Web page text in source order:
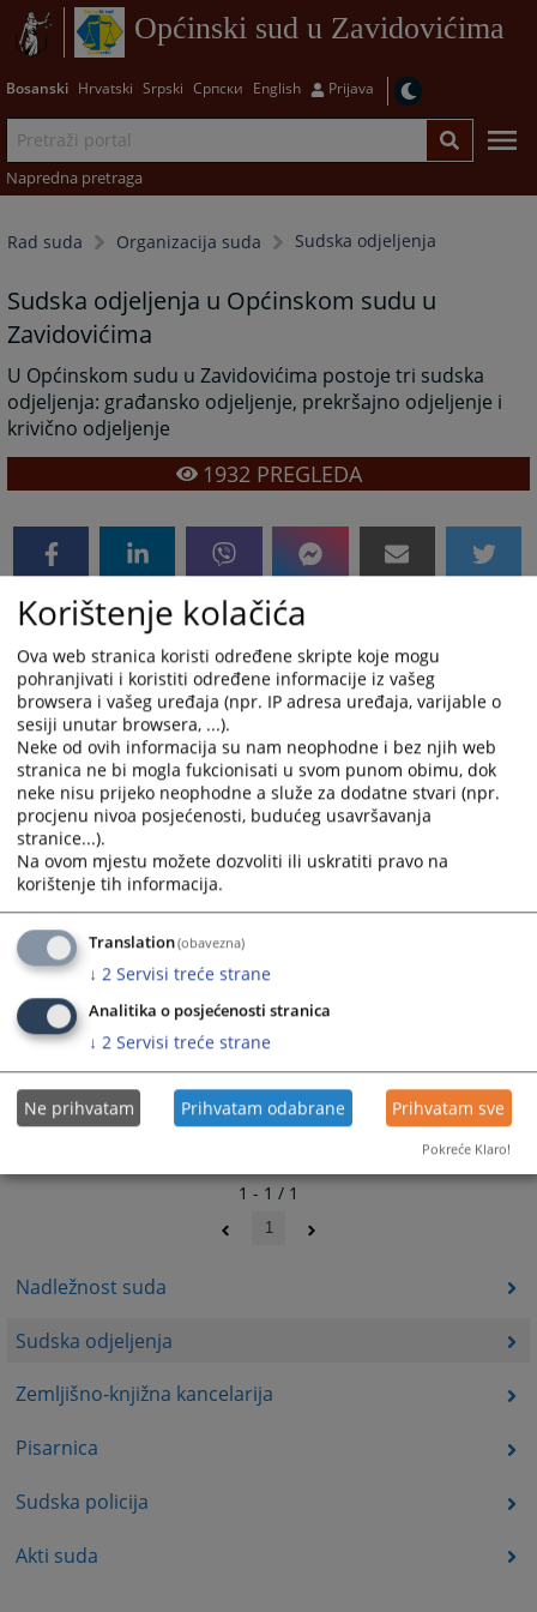
Općinski sud u Zavidovićima
Bosanski Hrvatski Srpski Српски English Prijava
Napredna pretraga
Rad suda Organizacija suda Sudska odjeljenja
Nadležnost suda
Sudska odjeljenja
Zemljišno-knjižna kancelarija
Pisarnica
Sudska policija
Akti suda
Sudska odjeljenja u Općinskom sudu u
Zavidovićima
U Općinskom sudu u Zavidovićima postoje tri sudska
odjeljenja: građansko odjeljenje, prekršajno odjeljenje i
krivično odjeljenje
1932 PREGLEDA
1 - 1 / 1
1
Korištenje kolačića
Ova web stranica koristi određene skripte koje mogu
pohranjivati i koristiti određene informacije iz vašeg
browsera i vašeg uređaja (npr. IP adresa uređaja, varijable o
sesiji unutar browsera, ...).
Neke od ovih informacija su nam neophodne i bez njih web
stranica ne bi mogla fukcionisati u svom punom obimu, dok
neke nisu prijeko neophodne a služe za dodatne stvari (npr.
procjenu nivoa posjećenosti, budućeg usavršavanja
stranice...).
Na ovom mjestu možete dozvoliti ili uskratiti pravo na
korištenje tih informacija.
Translation(obavezna)
↓ 2 Servisi treće strane
Analitika o posjećenosti stranica
↓ 2 Servisi treće strane
Ne prihvatam Prihvatam odabrane Prihvatam sve
Pokreće Klaro!